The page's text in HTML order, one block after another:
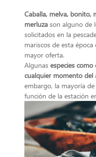
Caballa, melva, bonito,
merluza son alguno de
solicitados en la
mariscos de esta
mayor oferta.
Algunas especies
cualquier momento del
embargo, la mayoría
función de la estación